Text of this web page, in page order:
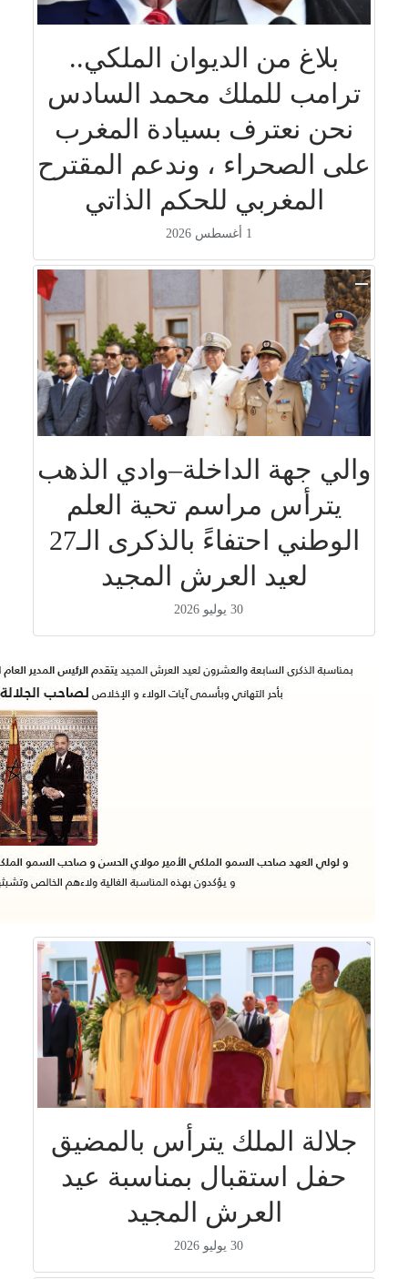
بلاغ من الديوان الملكي..
ترامب للملك محمد السادس
نحن نعترف بسيادة المغرب
على الصحراء ، وندعم المقترح
المغربي للحكم الذاتي
1 أغسطس 2026
والي جهة الداخلة–وادي الذهب
يترأس مراسم تحية العلم
الوطني احتفاءً بالذكرى الـ27
لعيد العرش المجيد
30 يوليو 2026
جلالة الملك يترأس بالمضيق
حفل استقبال بمناسبة عيد
العرش المجيد
30 يوليو 2026